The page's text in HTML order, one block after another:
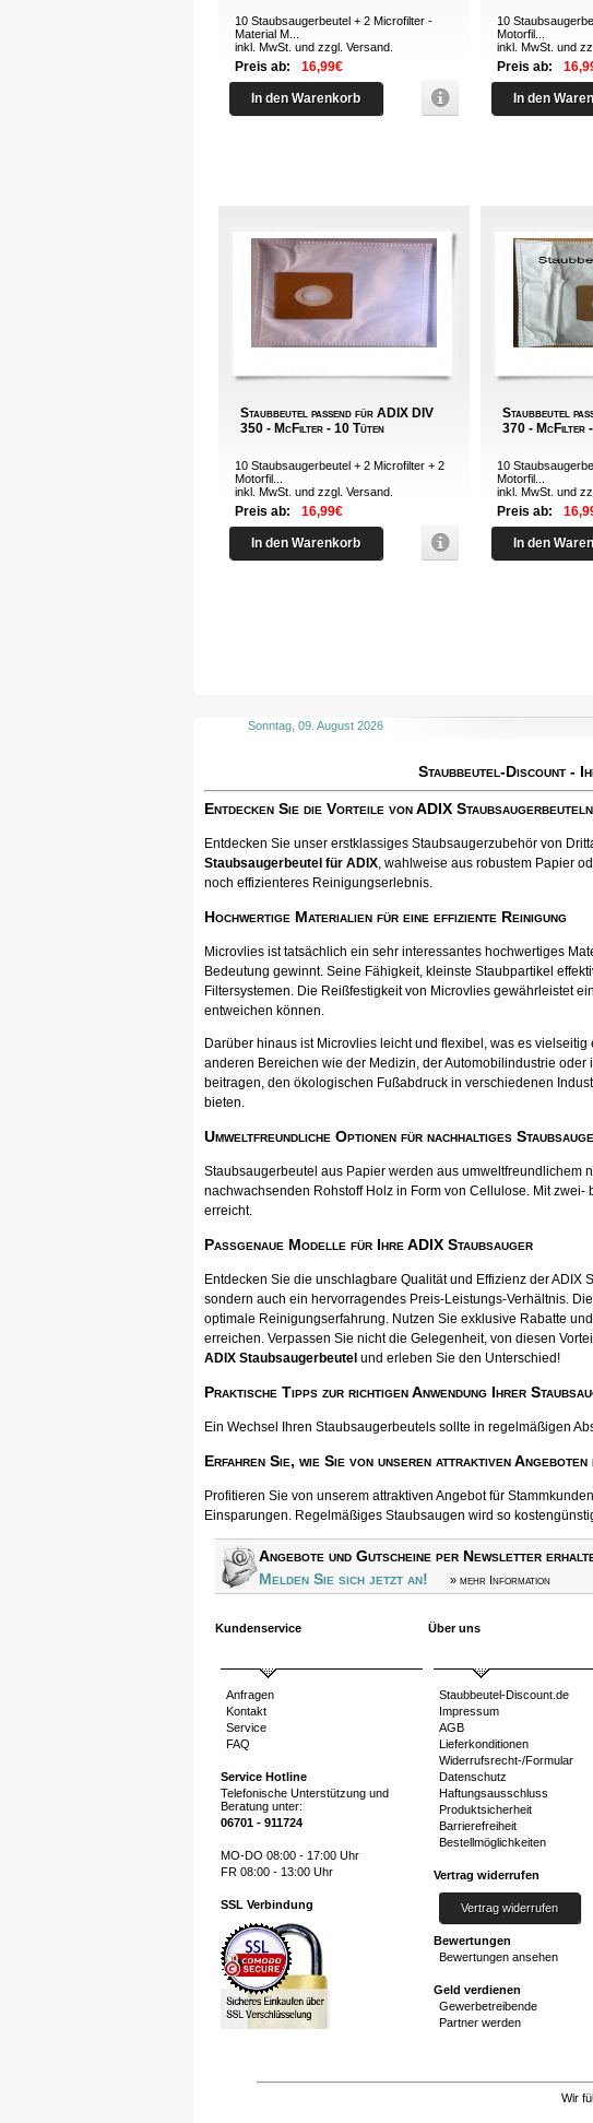
10 Staubsaugerbeutel + 2 Microfilter -
Material M...
inkl. MwSt. und zzgl. Versand
Preis ab: 16,99€
In den Warenkorb
10
Motorfil...
inkl. MwSt. und
Preis ab:
In den
Staubbeutel passend für ADIX DIV
350 - McFilter - 10 Tüten
10 Staubsaugerbeutel + 2 Microfilter + 2
Motorfil...
inkl. MwSt. und zzgl. Versand
Preis ab: 16,99€
In den Warenkorb
Staubbeutel
370 - McFilter
10
Motorfil...
inkl. MwSt. und
Preis ab:
In den
Sonntag, 09. August 2026
Staubbeutel-Discount -
Entdecken Sie die Vorteile von ADIX Staubsaugerbeuteln
Entdecken Sie unser erstklassiges Staubsaugerzubehör von
Staubsaugerbeutel für ADIX, wahlweise aus robustem Papier
noch effizienteres Reinigungserlebnis.
Hochwertige Materialien für eine effiziente Reinigung
Microvlies ist tatsächlich ein sehr interessantes hochwertiges
Bedeutung gewinnt. Seine Fähigkeit, kleinste Staubpartikel
Filtersystemen. Die Reißfestigkeit von Microvlies gewährleistet
entweichen können.
Darüber hinaus ist Microvlies leicht und flexibel, was es
anderen Bereichen wie der Medizin, der Automobilindustrie
beitragen, den ökologischen Fußabdruck in verschiedenen
bieten.
Umweltfreundliche Optionen für nachhaltiges
Staubsaugerbeutel aus Papier werden aus
nachwachsenden Rohstoff Holz in Form von Cellulose. Mit
erreicht.
Passgenaue Modelle für Ihre ADIX Staubsauger
Entdecken Sie die unschlagbare Qualität und Effizienz der ADIX
sondern auch ein hervorragendes Preis-Leistungs-Verhältnis.
optimale Reinigungserfahrung. Nutzen Sie exklusive Rabatte
erreichen. Verpassen Sie nicht die Gelegenheit, von diesen
ADIX Staubsaugerbeutel und erleben Sie den Unterschied!
Praktische Tipps zur richtigen Anwendung Ihrer
Ein Wechsel Ihren Staubsaugerbeutels sollte in regelmäßigen
Erfahren Sie, wie Sie von unseren attraktiven
Profitieren Sie von unserem attraktiven Angebot für
Einsparungen. Regelmäßiges Staubsaugen wird so
Angebote und Gutscheine per Newsletter
Melden Sie sich jetzt an!
» mehr Information
Kundenservice
Anfragen
Kontakt
Service
FAQ
Service Hotline
Telefonische Unterstützung und
Beratung unter:
06701 - 911724
MO-DO 08:00 - 17:00 Uhr
FR 08:00 - 13:00 Uhr
SSL Verbindung
Über uns
Staubbeutel-Discount.de
Impressum
AGB
Lieferkonditionen
Widerrufsrecht-/Formular
Datenschutz
Haftungsausschluss
Produktsicherheit
Barrierefreiheit
Bestellmöglichkeiten
Vertrag widerrufen
Vertrag widerrufen
Bewertungen
Bewertungen ansehen
Geld verdienen
Gewerbetreibende
Partner werden
Wir